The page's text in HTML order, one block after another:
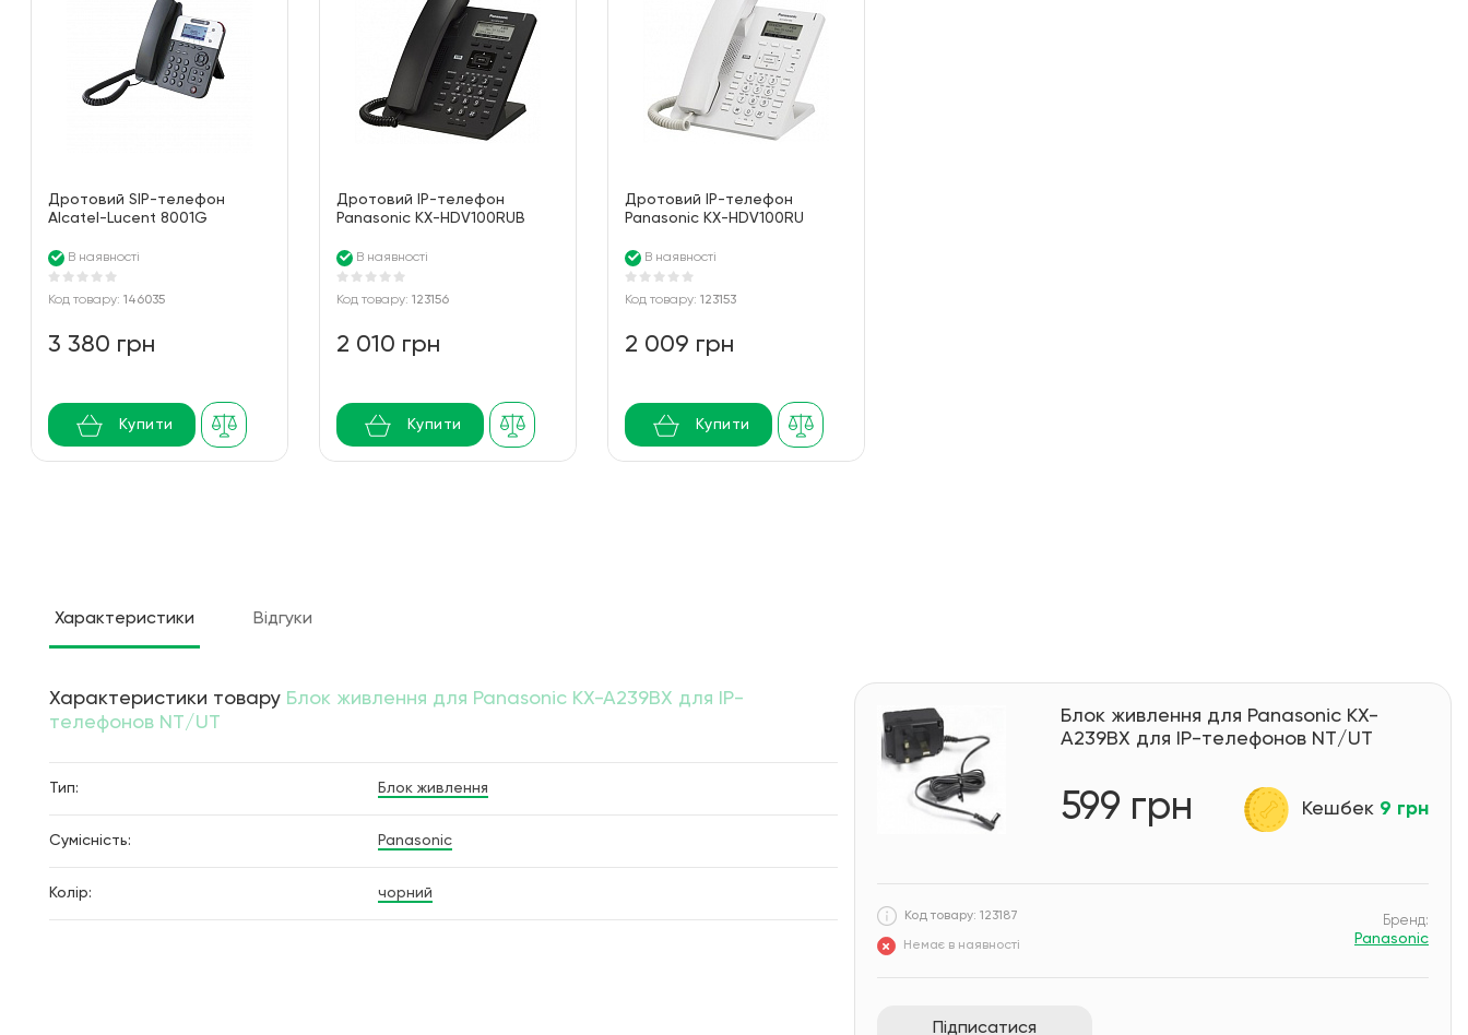
Дротовий SIP-телефон
Alcatel-Lucent 8001G
В наявності
Код товару: 146035
3 380 грн
Купити
Дротовий IP-телефон
Panasonic KX-HDV100RUB
В наявності
Код товару: 123156
2 010 грн
Купити
Дротовий IP-телефон
Panasonic KX-HDV100RU
В наявності
Код товару: 123153
2 009 грн
Купити
Характеристики Відгуки
Характеристики товару Блок живлення для Panasonic KX-A239BX для IP-
телефонов NT/UT
Тип: Блок живлення
Сумісність: Panasonic
Колір: чорний
Блок живлення для Panasonic KX-
A239BX для IP-телефонов NT/UT
599 грн Кешбек 9 грн
Код товару: 123187
Немає в наявності
Бренд:
Panasonic
Підписатися